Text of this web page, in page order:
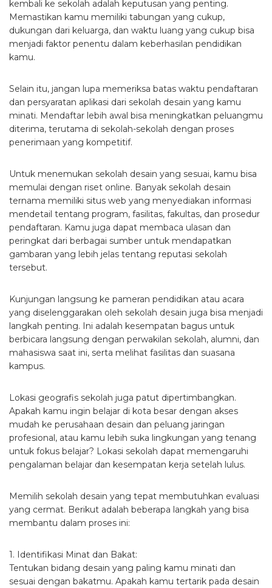
kembali ke sekolah adalah keputusan yang penting.
Memastikan kamu memiliki tabungan yang cukup,
dukungan dari keluarga, dan waktu luang yang cukup bisa
menjadi faktor penentu dalam keberhasilan pendidikan
kamu.
Selain itu, jangan lupa memeriksa batas waktu pendaftaran
dan persyaratan aplikasi dari sekolah desain yang kamu
minati. Mendaftar lebih awal bisa meningkatkan peluangmu
diterima, terutama di sekolah-sekolah dengan proses
penerimaan yang kompetitif.
Untuk menemukan sekolah desain yang sesuai, kamu bisa
memulai dengan riset online. Banyak sekolah desain
ternama memiliki situs web yang menyediakan informasi
mendetail tentang program, fasilitas, fakultas, dan prosedur
pendaftaran. Kamu juga dapat membaca ulasan dan
peringkat dari berbagai sumber untuk mendapatkan
gambaran yang lebih jelas tentang reputasi sekolah
tersebut.
Kunjungan langsung ke pameran pendidikan atau acara
yang diselenggarakan oleh sekolah desain juga bisa menjadi
langkah penting. Ini adalah kesempatan bagus untuk
berbicara langsung dengan perwakilan sekolah, alumni, dan
mahasiswa saat ini, serta melihat fasilitas dan suasana
kampus.
Lokasi geografis sekolah juga patut dipertimbangkan.
Apakah kamu ingin belajar di kota besar dengan akses
mudah ke perusahaan desain dan peluang jaringan
profesional, atau kamu lebih suka lingkungan yang tenang
untuk fokus belajar? Lokasi sekolah dapat memengaruhi
pengalaman belajar dan kesempatan kerja setelah lulus.
Memilih sekolah desain yang tepat membutuhkan evaluasi
yang cermat. Berikut adalah beberapa langkah yang bisa
membantu dalam proses ini:
1. Identifikasi Minat dan Bakat:
Tentukan bidang desain yang paling kamu minati dan
sesuai dengan bakatmu. Apakah kamu tertarik pada desain